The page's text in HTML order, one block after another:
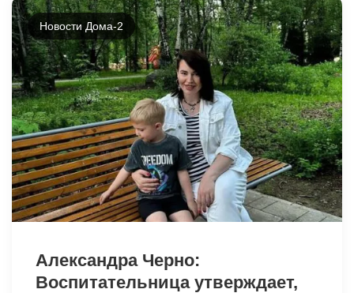
Новости Дома-2
Александра Черно:
Воспитательница утверждает,